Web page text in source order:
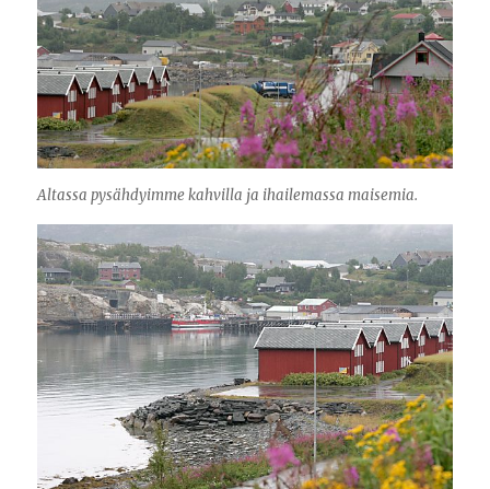
Altassa pysähdyimme kahvilla ja ihailemassa maisemia.